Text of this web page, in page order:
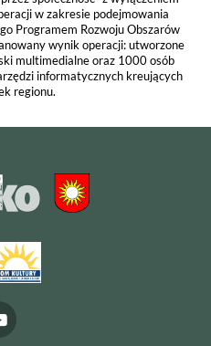
w zakresie podejmowania
Programem Rozwoju Obszarów
wynik operacji: utworzone
multimedialne oraz 1000 osób
informatycznych kreujących
regionu.